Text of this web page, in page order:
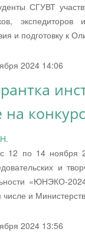
СГУВТ
и подготовку к
2024 14:06
на
12 по 14 ноября
и
«ЮНЭКО-
числе и
2024 13:56